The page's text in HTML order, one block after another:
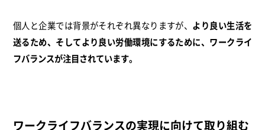
個人と企業では背景がそれぞれ異なりますが、 より良い生活を
送るため、そしてより良い労働環境にするために、ワークライ
フバランスが注目されています。
ワークライフバランスの実現に向けて取り組む